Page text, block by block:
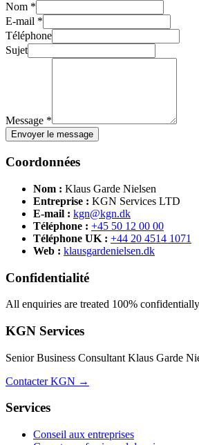
Nom *
E-mail *
Téléphone
Sujet
Message *
Envoyer le message
Coordonnées
Nom : Klaus Garde Nielsen
Entreprise : KGN Services LTD
E-mail : kgn@kgn.dk
Téléphone : +45 50 12 00 00
Téléphone UK : +44 20 4514 1071
Web : klausgardenielsen.dk
Confidentialité
All enquiries are treated 100%
KGN Services
Senior Business Consultant Klaus Garde
Contacter KGN →
Services
Conseil aux entreprises